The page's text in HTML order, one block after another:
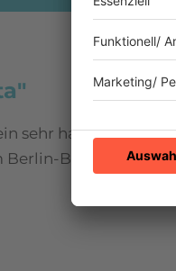
sehr hartnäckiges
Besuch in